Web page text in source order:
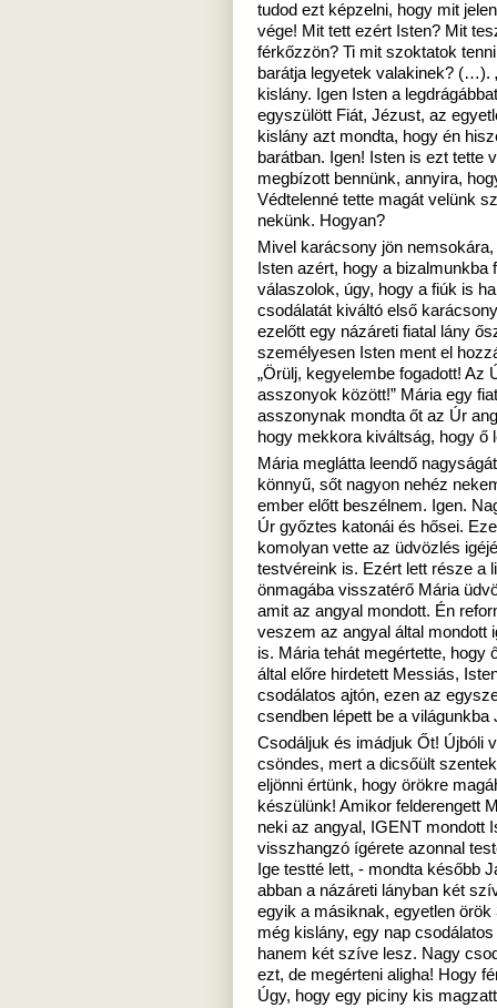
tudod ezt képzelni, hogy mit
vége! Mit tett ezért Isten? Mit
férkőzzön? Ti mit szoktatok
barátja legyetek valakinek? (…).
kislány. Igen Isten a
egyszülött Fiát, Jézust, az
kislány azt mondta, hogy én
barátban. Igen! Isten is ezt tette
megbízott bennünk, annyira,
Védtelenné tette magát velünk
nekünk. Hogyan?
Mivel karácsony jön
Isten azért, hogy a
válaszolok, úgy, hogy a fiúk is
csodálatát kiváltó első
ezelőtt egy názáreti fiatal lány
személyesen Isten ment el
„Örülj, kegyelembe fogadott! Az
asszonyok között!” Mária egy
asszonynak mondta őt az Úr
hogy mekkora kiváltság, hogy ő
Mária meglátta leendő
könnyű, sőt nagyon nehéz
ember előtt beszélnem. Igen.
Úr győztes katonái és hősei.
komolyan vette az üdvözlés
testvéreink is. Ezért lett része a
önmagába visszatérő Mária
amit az angyal mondott. Én
veszem az angyal által mondott
is. Mária tehát megértette, hogy
által előre hirdetett Messiás,
csodálatos ajtón, ezen az
csendben lépett be a
Csodáljuk és imádjuk Őt! Újbóli
csöndes, mert a dicsőült
eljönni értünk, hogy örökre
készülünk! Amikor felderengett
neki az angyal, IGENT mondott
visszhangzó ígérete azonnal
Ige testté lett, - mondta később
abban a názáreti lányban két
egyik a másiknak, egyetlen
még kislány, egy nap
hanem két szíve lesz. Nagy
ezt, de megérteni aligha! Hogy
Úgy, hogy egy piciny kis